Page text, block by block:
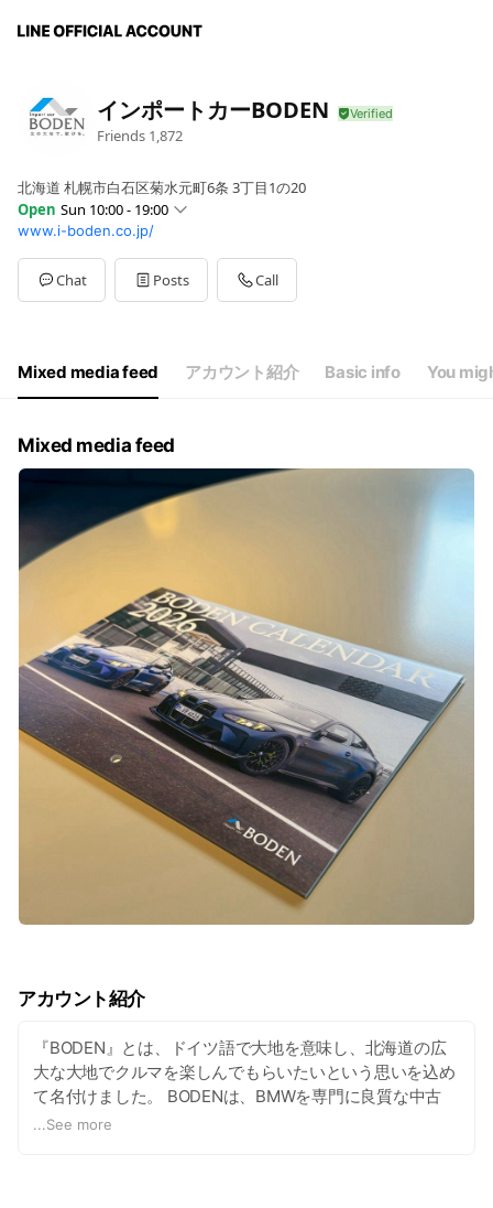
インポートカーBODEN
Friends 1,872
北海道 札幌市白石区菊水元町6条 3丁目1の20
Open Sun 10:00 - 19:00
Sun10:00 - 19:00
MonClosed
TueClosed
Wed10:00 - 19:00
Sat
10:00 - 19:00
10時〜19時
www.i-boden.co.jp/
Chat Posts Call
Mixed media feed アカウント紹介 Basic info You
Mixed media feed
アカウント紹介
『BODEN』とは、ドイツ語で大地を意味し、北海道の広
大な大地でクルマを楽しんでもらいたいという思いを込め
て名付けました。 BODENは、BMWを専門に良質な中古
車、パーツの販売を中心に、BMWの専門知識を活かした
...See more